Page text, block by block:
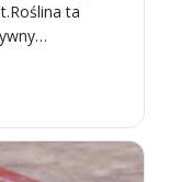
ta